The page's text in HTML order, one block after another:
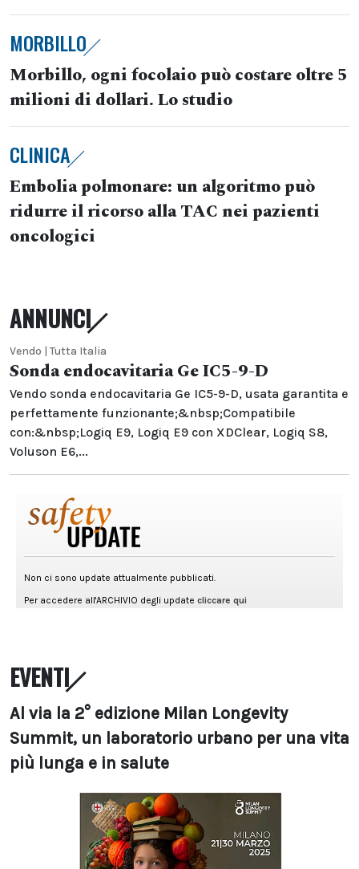
MORBILLO
Morbillo, ogni focolaio può costare oltre 5
milioni di dollari. Lo studio
CLINICA
Embolia polmonare: un algoritmo può
ridurre il ricorso alla TAC nei pazienti
oncologici
ANNUNCI
Vendo | Tutta Italia
Sonda endocavitaria Ge IC5-9-D
Vendo sonda endocavitaria Ge IC5-9-D, usata garantita e
perfettamente funzionante;&nbsp;Compatibile
con:&nbsp;Logiq E9, Logiq E9 con XDClear, Logiq S8,
Voluson E6,...
EVENTI
Al via la 2° edizione Milan Longevity
Summit, un laboratorio urbano per una vita
più lunga e in salute